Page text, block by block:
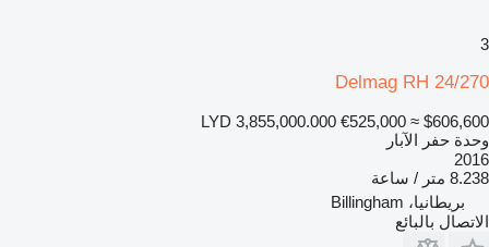
3
Delmag RH 24/270
LYD 3,855,000.000 €525,000 ≈ $606,600
وحدة حفر الآبار
2016
8.238 متر / ساعة
بريطانيا، Billingham
الاتصال بالبائع